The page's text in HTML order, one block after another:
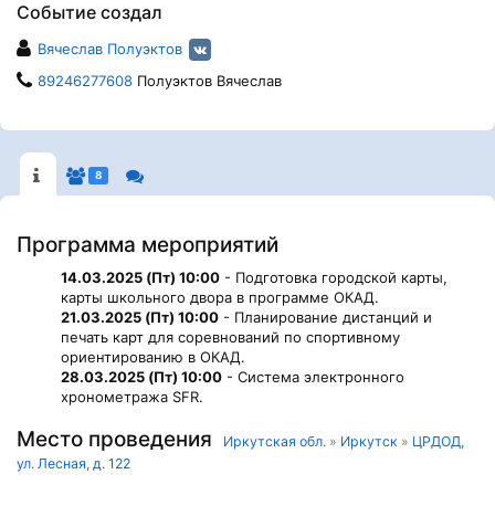
Событие создал
Вячеслав Полуэктов
89246277608 Полуэктов Вячеслав
8
Программа мероприятий
14.03.2025 (Пт) 10:00 - Подготовка городской карты,
карты школьного двора в программе ОКАД.
21.03.2025 (Пт) 10:00 - Планирование дистанций и
печать карт для соревнований по спортивному
ориентированию в ОКАД.
28.03.2025 (Пт) 10:00 - Система электронного
хронометража SFR.
Место проведения Иркутская обл. » Иркутск » ЦРДОД,
ул. Лесная, д. 122